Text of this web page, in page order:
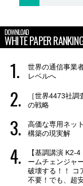
DOWNLOAD
WHITE PAPER
世界の通信事業
レベルへ
［世界4473社
の戦略
高価な専用ネッ
構築の現実解
【基調講演 K2-
ームチェンジャ
破壊する！！ コ
不要！でも、超